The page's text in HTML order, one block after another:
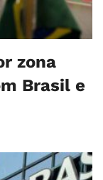
zona
Brasil e